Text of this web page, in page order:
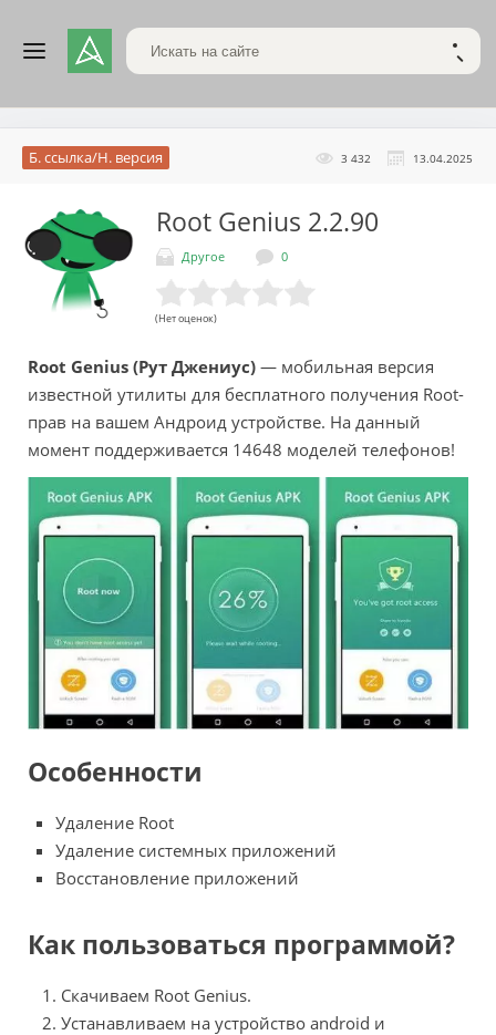
Поиск по сайту
3 432 13.04.2025
Б. ссылка/Н. версия
Root Genius 2.2.90
Другое 0
(Нет оценок)
Root Genius (Рут Джениус) — мобильная версия
известной утилиты для бесплатного получения Root-
прав на вашем Андроид устройстве. На данный
момент поддерживается 14648 моделей телефонов!
Особенности
Удаление Root
Удаление системных приложений
Восстановление приложений
Как пользоваться программой?
Скачиваем Root Genius.
Устанавливаем на устройство android и